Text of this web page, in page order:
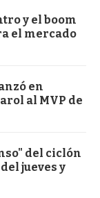
y el boom
el mercado
en
al MVP de
del ciclón
jueves y